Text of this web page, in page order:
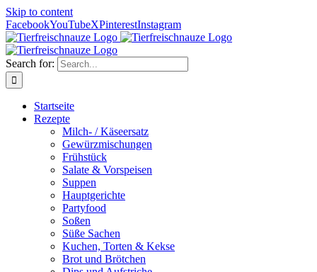
Skip to content
FacebookYouTubeXPinterestInstagram
Search for:
Startseite
Rezepte
Milch- / Käseersatz
Gewürzmischungen
Frühstück
Salate & Vorspeisen
Suppen
Hauptgerichte
Partyfood
Soßen
Süße Sachen
Kuchen, Torten & Kekse
Brot und Brötchen